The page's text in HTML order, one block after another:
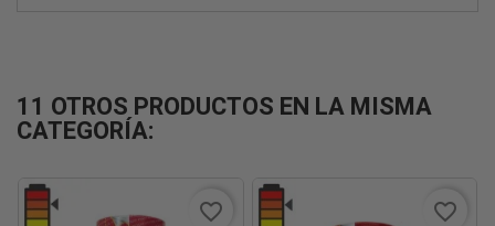
11 OTROS PRODUCTOS EN LA MISMA
CATEGORÍA:
favorite_border favorite_border